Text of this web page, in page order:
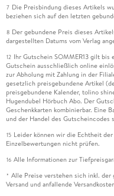
7 Die Preisbindung dieses Artikels
beziehen sich auf den letzten
8 Der gebundene Preis dieses
dargestellten Datums vom Verlag
12 Ihr Gutschein SOMMER13 gilt
Gutschein ausschließlich online
zur Abholung mit Zahlung in der
gesetzlich preisgebundene Artikel
preisgebundene Kalender, tolino
Hugendubel Hörbuch Abo. Der
Geschenkkarten kombinierbar. Eine
und der Handel des Gutscheincodes
15 Leider können wir die Echtheit
Einzelbewertungen nicht prüfen.
16 Alle Informationen zur
* Alle Preise verstehen sich inkl.
Versand und anfallende